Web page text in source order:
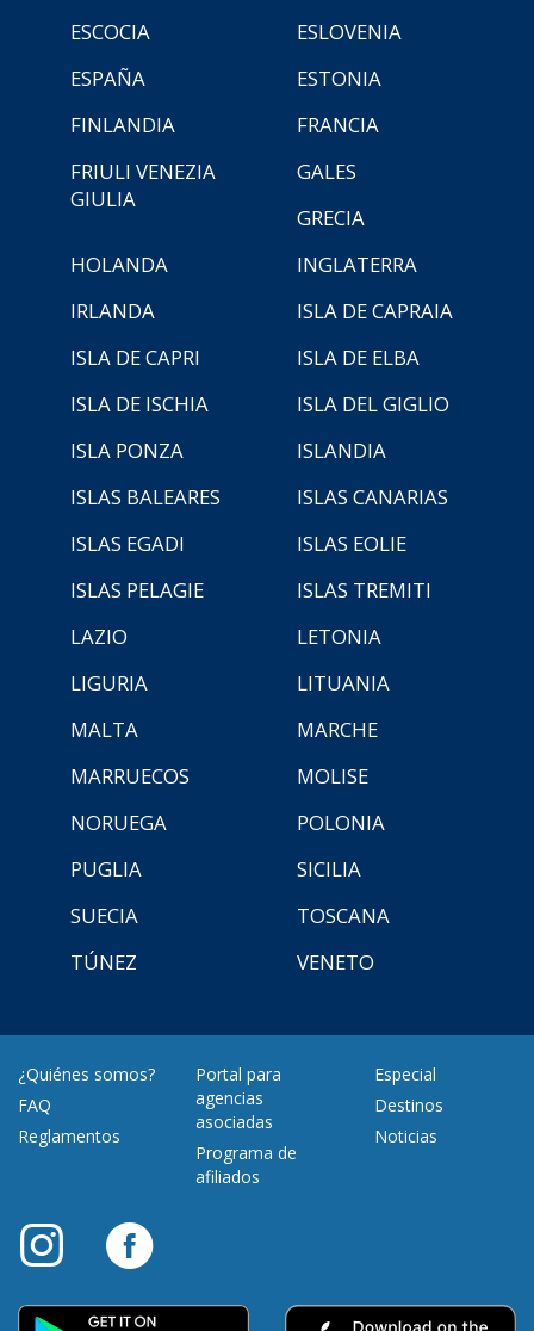
ESCOCIA
ESLOVENIA
ESPAÑA
ESTONIA
FINLANDIA
FRANCIA
FRIULI VENEZIA
GIULIA
GALES
GRECIA
HOLANDA
INGLATERRA
IRLANDA
ISLA DE CAPRAIA
ISLA DE CAPRI
ISLA DE ELBA
ISLA DE ISCHIA
ISLA DEL GIGLIO
ISLA PONZA
ISLANDIA
ISLAS BALEARES
ISLAS CANARIAS
ISLAS EGADI
ISLAS EOLIE
ISLAS PELAGIE
ISLAS TREMITI
LAZIO
LETONIA
LIGURIA
LITUANIA
MALTA
MARCHE
MARRUECOS
MOLISE
NORUEGA
POLONIA
PUGLIA
SICILIA
SUECIA
TOSCANA
TÚNEZ
VENETO
¿Quiénes somos?
FAQ
Reglamentos
Portal para
agencias
asociadas
Programa de
afiliados
Especial
Destinos
Noticias